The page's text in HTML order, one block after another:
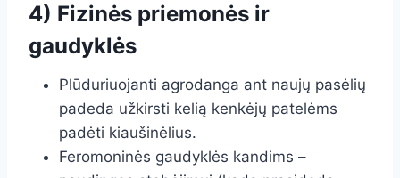
4) Fizinės priemonės ir
gaudyklės
Plūduriuojanti agrodanga ant naujų pasėlių
padeda užkirsti kelią kenkėjų patelėms
padėti kiaušinėlius.
Feromoninės gaudyklės kandims –